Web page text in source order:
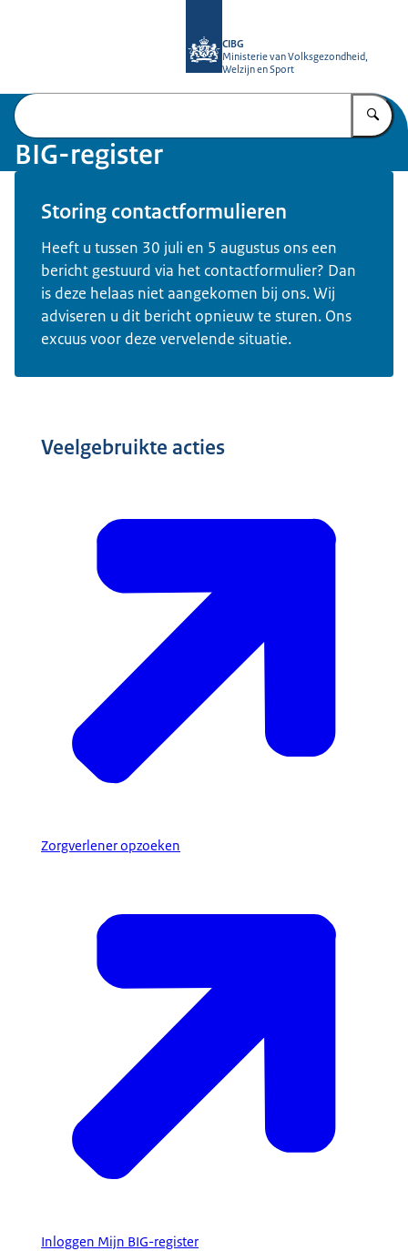
CIBG
Ministerie van Volksgezondheid,
Welzijn en Sport
BIG-register
Storing contactformulieren
Heeft u tussen 30 juli en 5 augustus ons een
bericht gestuurd via het contactformulier? Dan
is deze helaas niet aangekomen bij ons. Wij
adviseren u dit bericht opnieuw te sturen. Ons
excuus voor deze vervelende situatie.
Veelgebruikte acties
Zorgverlener opzoeken
Inloggen Mijn BIG-register